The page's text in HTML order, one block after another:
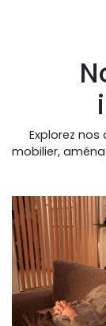
Explorez
mobilier,